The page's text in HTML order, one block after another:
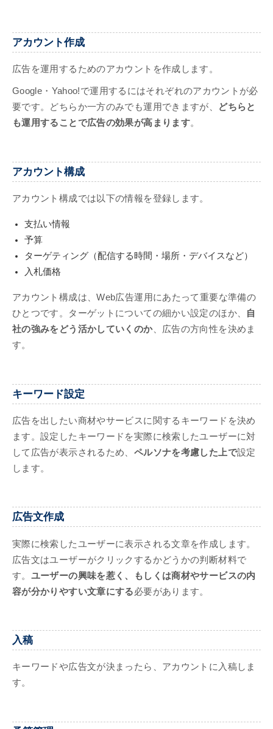
アカウント作成
広告を運用するためのアカウントを作成します。
Google・Yahoo!で運用するにはそれぞれのアカウントが必
要です。どちらか一方のみでも運用できますが、
どちらと
も運用することで広告の効果が高まります。
アカウント構成
アカウント構成では以下の情報を登録します。
支払い情報
予算
ターゲティング（配信する時間・場所・デバイスなど）
入札価格
アカウント構成は、Web広告運用にあたって重要な準備の
ひとつです。ターゲットについての細かい設定のほか、
自
社の強みをどう活かしていくのか、広告の方向性を決めま
す。
キーワード設定
広告を出したい商材やサービスに関するキーワードを決め
ます。設定したキーワードを実際に検索したユーザーに対
して広告が表示されるため、 ペルソナを考慮した上で設定
します。
広告文作成
実際に検索したユーザーに表示される文章を作成します。
広告文はユーザーがクリックするかどうかの判断材料で
す。 ユーザーの興味を惹く、もしくは商材やサービスの内
容が分かりやすい文章にする必要があります。
入稿
キーワードや広告文が決まったら、アカウントに入稿しま
す。